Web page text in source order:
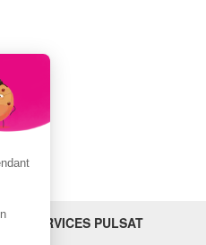
LES SERVICES PULSAT